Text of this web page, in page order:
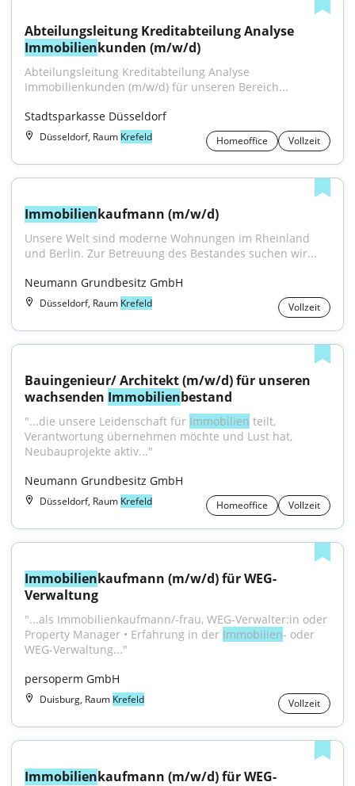
Immobilienkunden (m/w/d)
Abteilungsleitung Kreditabteilung Analyse
Immobilienkunden (m/w/d) für unseren Bereich...
Stadtsparkasse Düsseldorf
Düsseldorf, Raum Krefeld Homeoffice Vollzeit
Immobilienkaufmann (m/w/d)
Unsere Welt sind moderne Wohnungen im Rheinland
und Berlin. Zur Betreuung des Bestandes suchen wir...
Neumann Grundbesitz GmbH
Düsseldorf, Raum Krefeld Vollzeit
Bauingenieur/ Architekt (m/w/d) für unseren
wachsenden Immobilienbestand
"...die unsere Leidenschaft für Immobilien teilt,
Verantwortung übernehmen möchte und Lust hat,
Neubauprojekte aktiv..."
Neumann Grundbesitz GmbH
Düsseldorf, Raum Krefeld Homeoffice Vollzeit
Immobilienkaufmann (m/w/d) für WEG-
Verwaltung
"...als Immobilienkaufmann/-frau, WEG-Verwalter:in oder
Property Manager • Erfahrung in der Immobilien- oder
WEG-Verwaltung..."
persoperm GmbH
Duisburg, Raum Krefeld Vollzeit
Immobilienkaufmann (m/w/d) für WEG-